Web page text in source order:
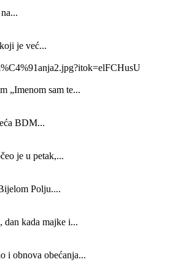
je već...
„Imenom sam te...
BDM...
je u petak,...
Polju....
dan kada majke i...
i obnova obećanja...